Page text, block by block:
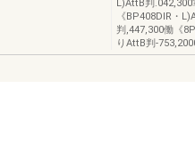
L)AttB判
《BP408DIR・
判,447,300働《
りAttB判